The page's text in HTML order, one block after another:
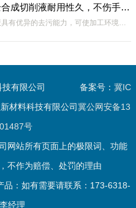
灵宝德兰帝绿色全合成切削液耐用性久，不伤手无刺鼻性气味
有限公司 备案号： 冀IC
冀公网安备13
号
网站所有页面上的极限词、功能
不作为赔偿、处罚的理由
品：如有需要请联系：173-6318-
经理